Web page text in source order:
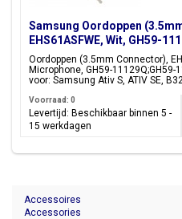
Samsung Oordoppen
EHS61ASFWE, Wit, GH59-
14677A
Oordoppen (3.5mm Connector),
Microphone, GH59-
voor: Samsung Ativ S, ATIV SE,
Voorraad: 0
Levertijd: Beschikbaar binnen 5 -
15 werkdagen
Accessoires
Accessories